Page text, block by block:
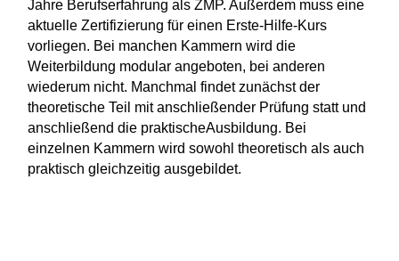
Jahre Berufserfahrung als ZMP. Außerdem muss eine
aktuelle Zertifizierung für einen Erste-Hilfe-Kurs
vorliegen. Bei manchen Kammern wird die
Weiterbildung modular angeboten, bei anderen
wiederum nicht. Manchmal findet zunächst der
theoretische Teil mit anschließender Prüfung statt und
anschließend die praktischeAusbildung. Bei
einzelnen Kammern wird sowohl theoretisch als auch
praktisch gleichzeitig ausgebildet.